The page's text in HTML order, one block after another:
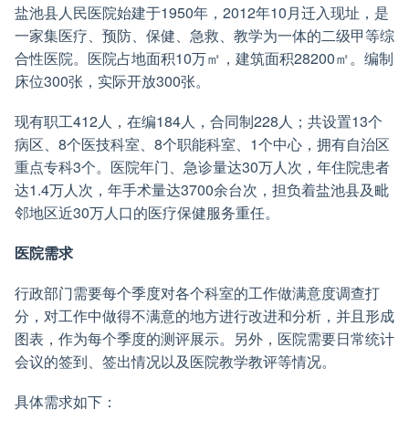
盐池县人民医院始建于1950年，2012年10月迁入现址，是
一家集医疗、预防、保健、急救、教学为一体的二级甲等综
合性医院。医院占地面积10万㎡，建筑面积28200㎡。编制
床位300张，实际开放300张。
现有职工412人，在编184人，合同制228人；共设置13个
病区、8个医技科室、8个职能科室、1个中心，拥有自治区
重点专科3个。医院年门、急诊量达30万人次，年住院患者
达1.4万人次，年手术量达3700余台次，担负着盐池县及毗
邻地区近30万人口的医疗保健服务重任。
医院需求
行政部门需要每个季度对各个科室的工作做满意度调查打
分，对工作中做得不满意的地方进行改进和分析，并且形成
图表，作为每个季度的测评展示。另外，医院需要日常统计
会议的签到、签出情况以及医院教学教评等情况。
具体需求如下：